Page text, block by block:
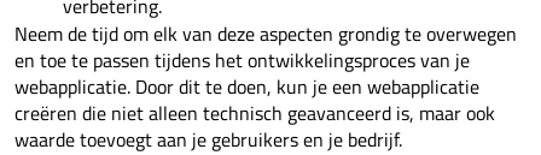
Neem de tijd om elk van deze aspecten grondig te overwegen
en toe te passen tijdens het ontwikkelingsproces van je
webapplicatie. Door dit te doen, kun je een webapplicatie
creëren die niet alleen technisch geavanceerd is, maar ook
waarde toevoegt aan je gebruikers en je bedrijf.